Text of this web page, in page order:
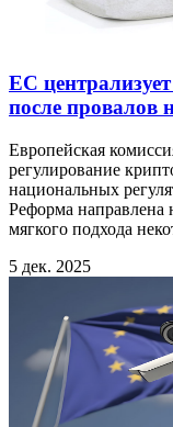
ЕС
после провалов
Европейская
регулирование
национальных
Реформа направлена
мягкого подхода
5 дек. 2025